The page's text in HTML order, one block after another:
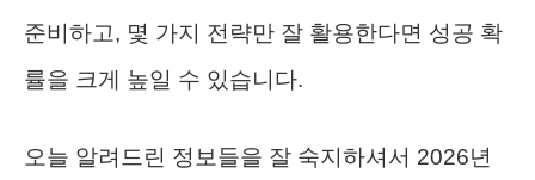
준비하고, 몇 가지 전략만 잘 활용한다면 성공 확
률을 크게 높일 수 있습니다.
오늘 알려드린 정보들을 잘 숙지하셔서 2026년